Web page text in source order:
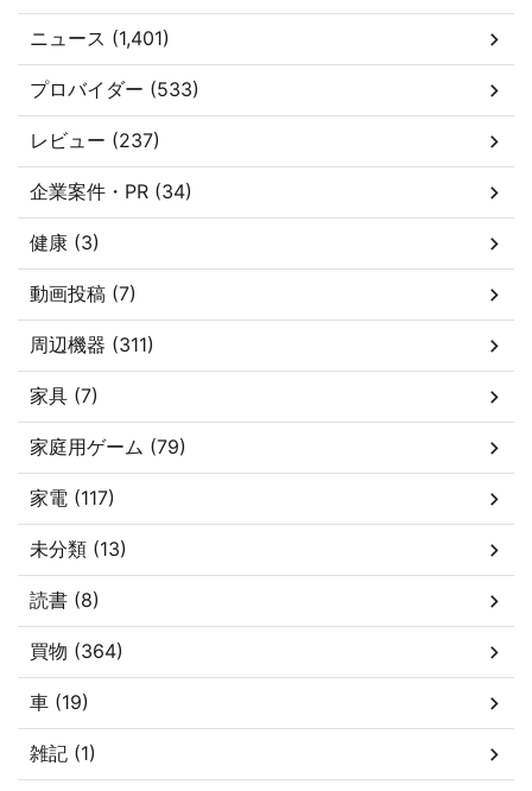
ニュース (1,401)
プロバイダー (533)
レビュー (237)
企業案件・PR (34)
健康 (3)
動画投稿 (7)
周辺機器 (311)
家具 (7)
家庭用ゲーム (79)
家電 (117)
未分類 (13)
読書 (8)
買物 (364)
車 (19)
雑記 (1)